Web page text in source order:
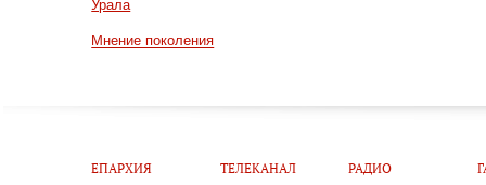
Урала
Мнение поколения
ЕПАРХИЯ
ТЕЛЕКАНАЛ
РАДИО